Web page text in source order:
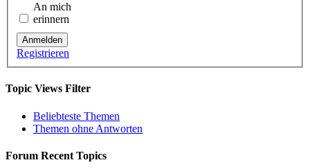
An mich
erinnern
Anmelden
Registrieren
Topic Views Filter
Beliebteste Themen
Themen ohne Antworten
Forum Recent Topics